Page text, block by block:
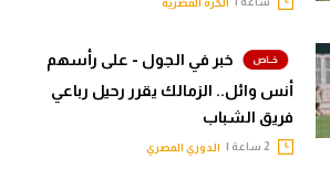
خبر في الجول - على رأسهم
أنس وائل.. الزمالك يقرر رحيل رباعي
فريق الشباب
الدوري المصري